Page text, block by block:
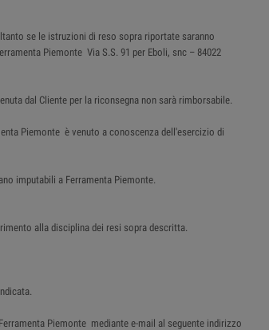
se le istruzioni di reso sopra riportate saranno
Piemonte Via S.S. 91 per Eboli, snc – 84022
dal Cliente per la riconsegna non sarà rimborsabile.
Piemonte è venuto a conoscenza dell'esercizio di
imputabili a Ferramenta Piemonte.
alla disciplina dei resi sopra descritta.
Piemonte mediante e-mail al seguente indirizzo